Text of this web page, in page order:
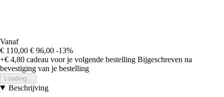
Vanaf
€ 110,00 € 96,00 -13%
+€ 4,80 cadeau voor je volgende bestelling Bijgeschreven na
bevestiging van je bestelling
Loading...
Beschrijving